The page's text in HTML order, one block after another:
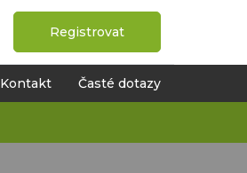
Registrovat
Časté dotazy
Kontakt